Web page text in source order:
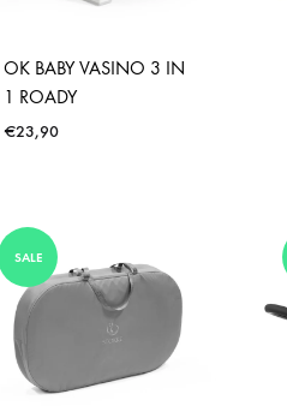
OK BABY VASINO 3 IN
1 ROADY
€23,90
SALE